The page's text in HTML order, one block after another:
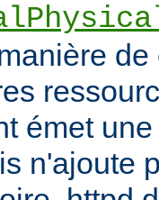
émet
n'ajoute